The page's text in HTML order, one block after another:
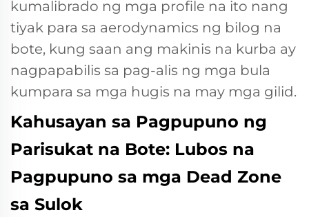
kumalibrado ng mga profile na ito nang
tiyak para sa aerodynamics ng bilog na
bote, kung saan ang makinis na kurba ay
nagpapabilis sa pag-alis ng mga bula
kumpara sa mga hugis na may mga gilid.
Kahusayan sa Pagpupuno ng
Parisukat na Bote: Lubos na
Pagpupuno sa mga Dead Zone
sa Sulok